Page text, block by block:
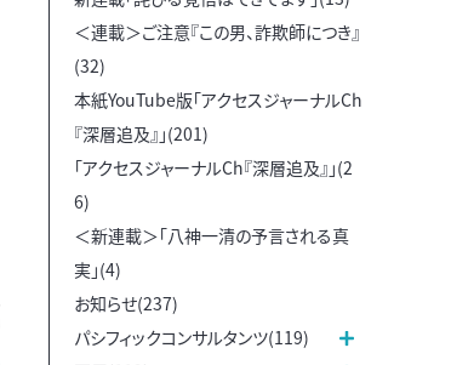
＜連載＞ご注意『この男、詐欺師につき』
(32)
本紙YouTube版「アクセスジャーナルCh
『深層追及』」(201)
「アクセスジャーナルCh『深層追及』」(2
6)
＜新連載＞「八神一清の予言される真
実」(4)
お知らせ(237)
パシフィックコンサルタンツ(119)